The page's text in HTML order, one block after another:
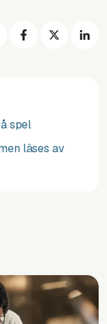
spel
läses av